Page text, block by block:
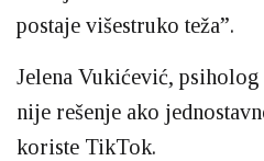
postaje višestruko teža”.
Jelena Vukićević, psiholog
nije rešenje ako
koriste TikTok.